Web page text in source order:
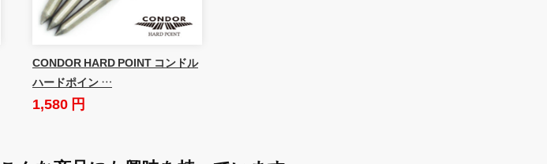
CONDOR HARD POINT コンドル
ハードポイン …
1,580 円